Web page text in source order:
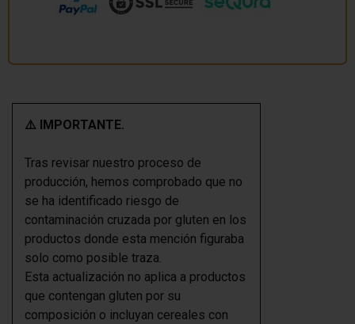
⚠️ IMPORTANTE.
Tras revisar nuestro proceso de
producción, hemos comprobado que no
se ha identificado riesgo de
contaminación cruzada por gluten en los
productos donde esta mención figuraba
solo como posible traza.
Esta actualización no aplica a productos
que contengan gluten por su
composición o incluyan cereales con